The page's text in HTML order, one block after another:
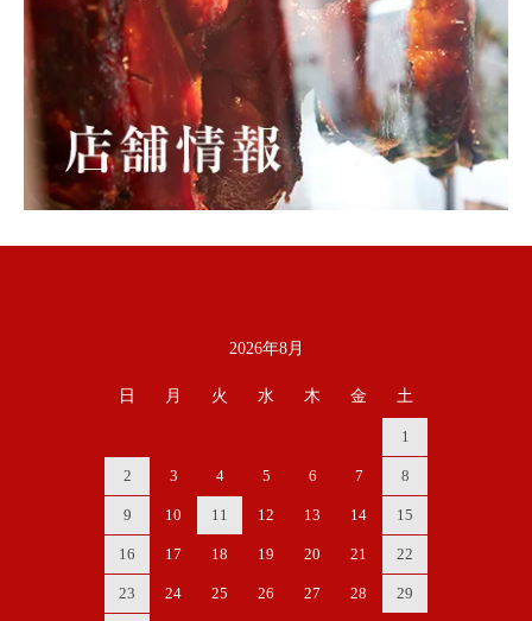
2026年8月
日 月 火 水 木 金 土
1
2 3 4 5 6 7 8
9 10 11 12 13 14 15
16 17 18 19 20 21 22
23 24 25 26 27 28 29